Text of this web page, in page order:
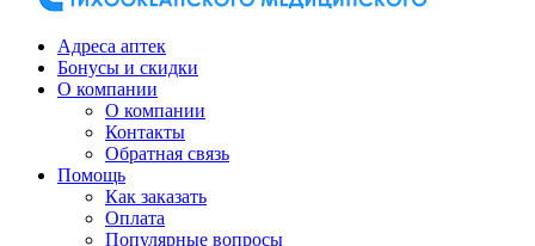
Адреса аптек
Бонусы и скидки
О компании
О компании
Контакты
Обратная связь
Помощь
Как заказать
Оплата
Популярные вопросы